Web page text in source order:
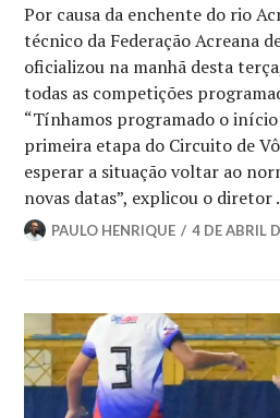
Por causa da enchente do rio
técnico da Federação Acreana
oficializou na manhã desta
todas as competições
“Tínhamos programado o início
primeira etapa do Circuito de
esperar a situação voltar ao
novas datas”, explicou o diretor
PAULO HENRIQUE 4 DE ABRIL